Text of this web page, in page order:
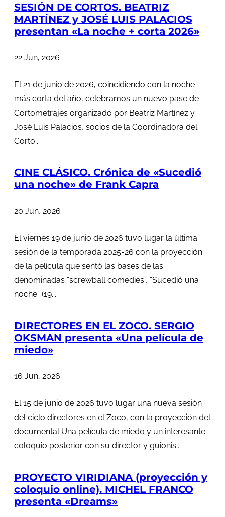
SESIÓN DE CORTOS. BEATRIZ
MARTÍNEZ y JOSÉ LUIS PALACIOS
presentan «La noche + corta 2026»
22 Jun, 2026
El 21 de junio de 2026, coincidiendo con la noche
más corta del año, celebramos un nuevo pase de
Cortometrajes organizado por Beatriz Martínez y
José Luis Palacios, socios de la Coordinadora del
Corto...
CINE CLÁSICO. Crónica de «Sucedió
una noche» de Frank Capra
20 Jun, 2026
El viernes 19 de junio de 2026 tuvo lugar la última
sesión de la temporada 2025-26 con la proyección
de la película que sentó las bases de las
denominadas “screwball comedies”, “Sucedió una
noche” (19...
DIRECTORES EN EL ZOCO. SERGIO
OKSMAN presenta «Una película de
miedo»
16 Jun, 2026
El 15 de junio de 2026 tuvo lugar una nueva sesión
del ciclo directores en el Zoco, con la proyección del
documental Una película de miedo y un interesante
coloquio posterior con su director y guionis...
PROYECTO VIRIDIANA (proyección y
coloquio online). MICHEL FRANCO
presenta «Dreams»